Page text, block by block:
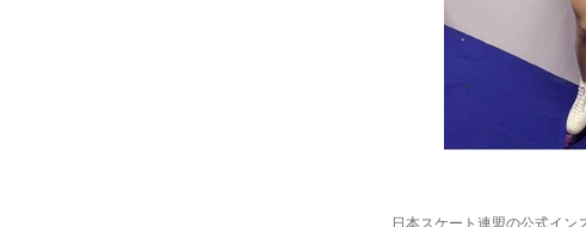
日本スケート連盟の公式イ